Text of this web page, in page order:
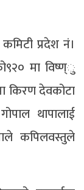
प्रदेश नं।
मा विष्ण्ु
किरण देवकोटा
थापालाई
कपिलवस्तुले